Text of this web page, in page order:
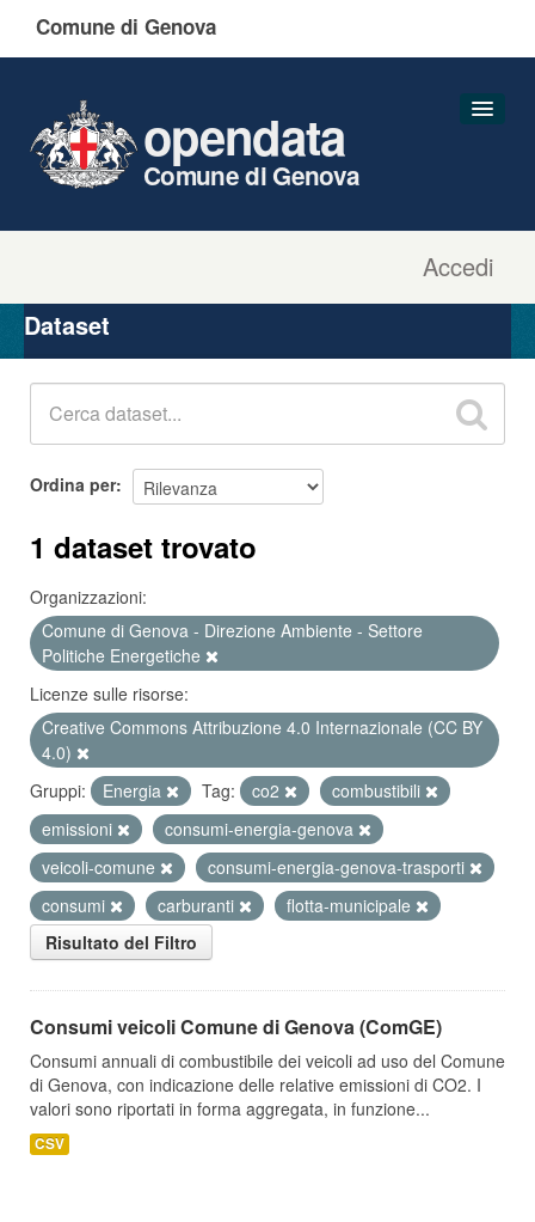
Comune di Genova
Accedi
opendata
Comune di Genova
Organizzazioni
Gruppi
Dataset
Ordina per
1 dataset trovato
Organizzazioni:
Comune di Genova - Direzione Ambiente - Settore
Politiche Energetiche
Licenze sulle risorse:
Creative Commons Attribuzione 4.0 Internazionale (CC BY
4.0)
Gruppi:
Energia Tag: co2
combustibili
emissioni
consumi-energia-genova
veicoli-comune
consumi-energia-genova-trasporti
consumi
carburanti
flotta-municipale
Risultato del Filtro
Consumi veicoli Comune di Genova (ComGE)
Consumi annuali di combustibile dei veicoli ad uso del Comune
di Genova, con indicazione delle relative emissioni di CO2. I
valori sono riportati in forma aggregata, in funzione...
CSV